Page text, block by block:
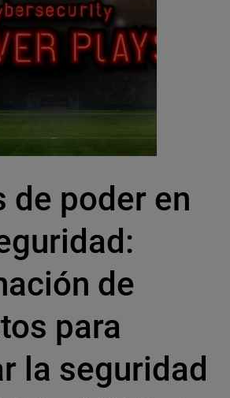
de poder en
de
para
la seguridad